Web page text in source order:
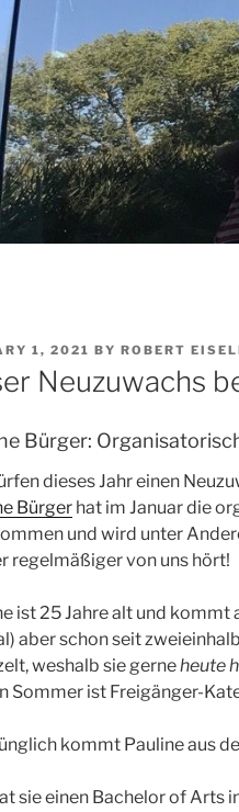
1, 2021 BY ROBERT
Neuzuwachs
Bürger:
dieses Jahr einen
Bürger hat im Januar die
und wird unter
regelmäßiger von uns hört!
ist 25 Jahre alt und
aber schon seit
weshalb sie gerneheute
Sommer ist Freigänger-
kommt Pauline aus
sie einen Bachelor of Arts